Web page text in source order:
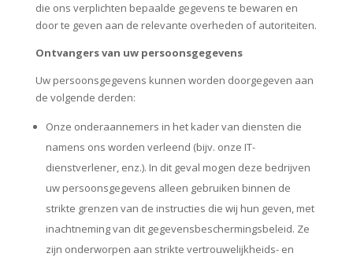
die ons verplichten bepaalde gegevens te bewaren en
door te geven aan de relevante overheden of autoriteiten.
Ontvangers van uw persoonsgegevens
Uw persoonsgegevens kunnen worden doorgegeven aan
de volgende derden:
Onze onderaannemers in het kader van diensten die
namens ons worden verleend (bijv. onze IT-
dienstverlener, enz.). In dit geval mogen deze bedrijven
uw persoonsgegevens alleen gebruiken binnen de
strikte grenzen van de instructies die wij hun geven, met
inachtneming van dit gegevensbeschermingsbeleid. Ze
zijn onderworpen aan strikte vertrouwelijkheids- en